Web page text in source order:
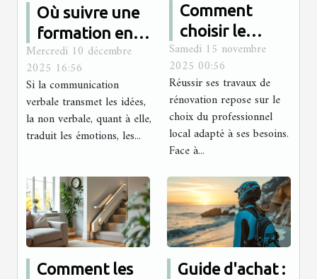
Où suivre une
formation en
communication
non verbale en
présentiel ?
Mercredi 10 décembre
2025 16:56
Si la communication
verbale transmet les idées,
la non verbale, quant à elle,
traduit les émotions, les...
Comment
choisir le
meilleur
professionnel
local pour vos
projets de
rénovation ?
Samedi 15 novembre
2025 00:56
Réussir ses travaux de
rénovation repose sur le
choix du professionnel
local adapté à ses besoins.
Face à...
Comment les
Guide d'achat :